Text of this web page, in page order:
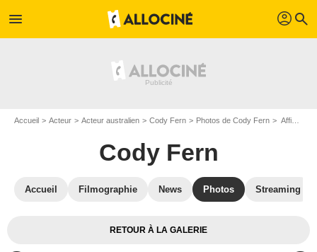
menu profil search
Accueil Acteur Acteur australien Cody Fern Photos de Cody Fern Affiche Cody Fern
Cody Fern
Accueil Filmographie News Photos Streaming
RETOUR À LA GALERIE